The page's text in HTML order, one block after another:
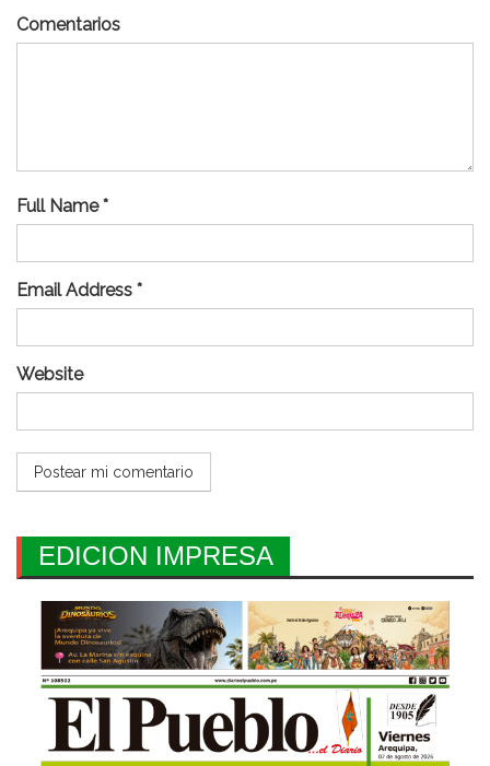
Comentarios
Full Name *
Email Address *
Website
EDICION IMPRESA